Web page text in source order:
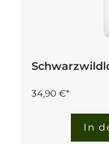
34,90 €*
In